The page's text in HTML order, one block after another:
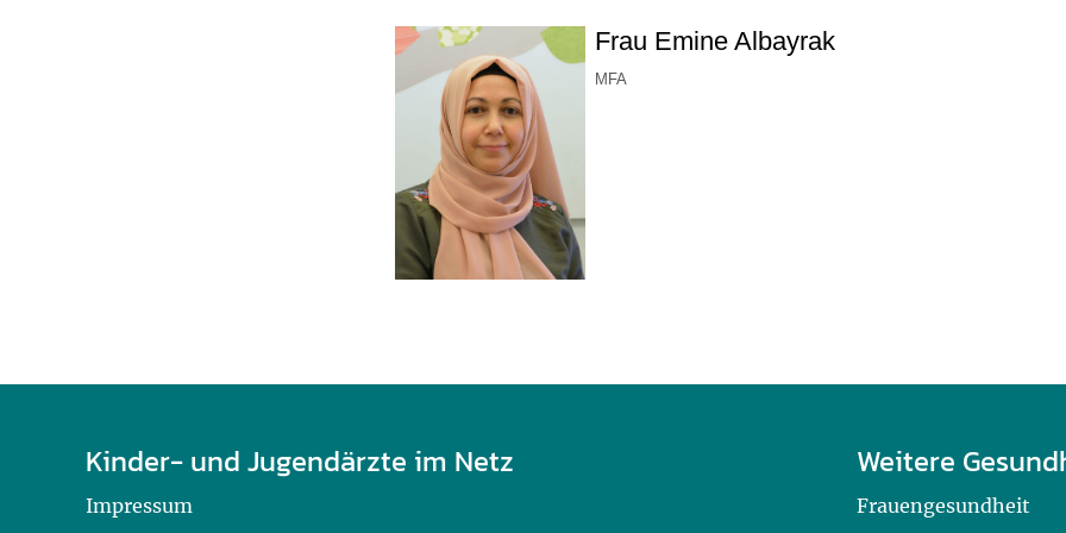
Frau Emine Albayrak
MFA
Kinder- und Jugendärzte im Netz
Impressum
Weitere
Frauengesundheit